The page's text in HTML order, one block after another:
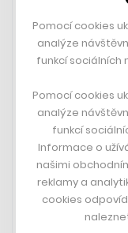
Čekat půl
shopy
vstup na
Pomocí cookies
analýze
funkcí sociálních
Pomocí cookies
analýze
funkcí
Informace o
našimi
reklamy a
cookies